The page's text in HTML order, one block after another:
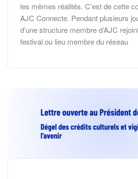
les mêmes réalités. C’est de cette
AJC Connecte. Pendant plusieurs
d’une structure membre d’AJC
festival ou lieu membre du réseau